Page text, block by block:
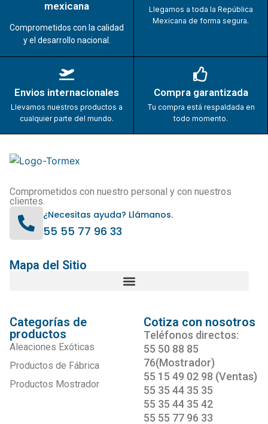
mexicana
Comprometidos con la calidad
y el desarrollo nacional.
Llegamos a toda la República
Mexicana de forma segura.
Envios internacionales
Llevamos nuestros productos a
cualquier parte del mundo.
Compra garantizada
Tu compra está respaldada en
todo momento.
Comprometidos con nuestro personal y con nuestros
clientes.
¿Necesitas ayuda? Llámanos.
55 55 77 96 33
Mapa del Sitio
Categorías de
productos
Aleaciones Exóticas
Productos de Fábrica
Productos Mostrador
Cotiza con nosotros
Teléfonos directos:
55 50 88 85
76(Mostrador)
55 15 49 02 98 (Ventas)
55 35 44 35 35
55 35 44 35 42
55 55 77 96 33